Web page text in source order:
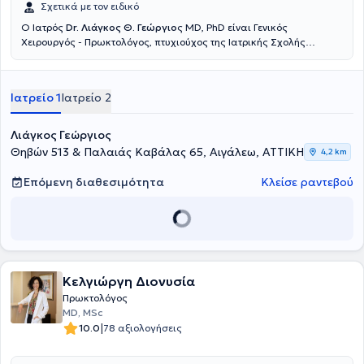
Σχετικά με τον ειδικό
Ο Ιατρός Dr. Λιάγκος Θ. Γεώργιος ΜD, PhD είναι Γενικός
Χειρουργός - Πρωκτολόγος, πτυχιούχος της Ιατρικής Σχολής
Σχολής του Εθνικού και Καποδιστριακού Πανεπιστημίου Αθηνών.
του ομίλου Lumedica και Επιστημονικός Συνεργάτης Χειρουργός -
Πρωκτολόγος του Metropolitan Hospital στο Νέο Φάληρο και στο
Therapis στην Αθήνα και διατηρεί ιδιωτικό ιατρείο στο Αιγάλεω και
στη Λαμία.Είναι πιστοποιημένο μέλος του Αμερικάνικου Κολεγίου
των Χειρουργών (ATLS - ACS Committee on Trauma) και ενεργό
Εταιρείας Ενδοσκοπικής Χειρουργικής & Άλλων Επεμβατικών
Ελληνικής Φλεβολογικής Εταιρείας.Έχει εξειδικευτεί στη
μετεκπαιδευτεί στην Προηγμένη Λαπαροσκοπική Χειρουργική και
στην Ελάχιστα Επεμβατική Χειρουργική Κηλών του κοιλιακού
τοιχώματος. Επίσης, έχει πιστοποιηθεί στην χρήση των σύγχρονων
οπτικών ινών Laser, ραδιοσυχνοτήτων (RF) και υπερήχων (HAL) στην
Χειρουργική των παθήσεων του Πρωκτού (κύστη κόκκυγος,
αιμορροΐδων, περιεδρικό συρίγγιο-απόστημα, ραγάδα πρωκτού,
Ιατρείο 1Ιατρείο 2
Λιάγκος Γεώργιος
Θηβών 513 & Παλαιάς Καβάλας 65, Αιγάλεω, ΑΤΤΙΚΗ
4,2 km
Επόμενη διαθεσιμότητα Κλείσε ραντεβού
Κελγιώργη Διονυσία
Πρωκτολόγος
MD, MSc
10.0|78 αξιολογήσεις